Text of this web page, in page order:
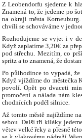
Z Leobendorfu sjedeme k
Znamená to, že jedeme po
na okraji města
chvíli se schováváme v
Rozhodujeme se vyjet i v
Když zaplatíme 3,20€ za
pod střechu. Mezitím, co
spritz a to znamená, že
Po půlhodince to vypadá, že
Když vjíždíme do městečka
povolí. Opět po dvaceti
promočení a nálada nám
chodnících podél silnice.
Až tomto městě najíždíme
sebou. Další tři kiláky
větev velké řeky a přesně